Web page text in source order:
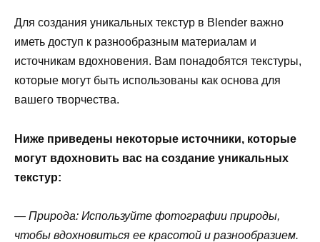
Для создания уникальных текстур в Blender важно
иметь доступ к разнообразным материалам и
источникам вдохновения. Вам понадобятся текстуры,
которые могут быть использованы как основа для
вашего творчества.
Ниже приведены некоторые источники, которые
могут вдохновить вас на создание уникальных
текстур:
— Природа: Используйте фотографии природы,
чтобы вдохновиться ее красотой и разнообразием.